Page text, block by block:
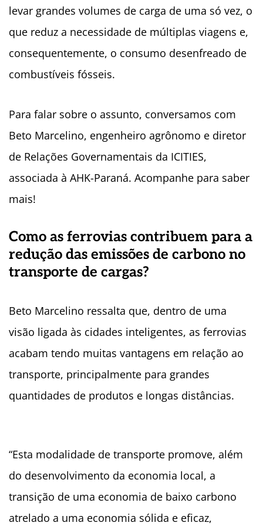
levar grandes volumes de carga de uma só vez, o
que reduz a necessidade de múltiplas viagens e,
consequentemente, o consumo desenfreado de
combustíveis fósseis.
Para falar sobre o assunto, conversamos com
Beto Marcelino, engenheiro agrônomo e diretor
de Relações Governamentais da ICITIES,
associada à AHK-Paraná. Acompanhe para saber
mais!
Como as ferrovias contribuem para a
redução das emissões de carbono no
transporte de cargas?
Beto Marcelino ressalta que, dentro de uma
visão ligada às cidades inteligentes, as ferrovias
acabam tendo muitas vantagens em relação ao
transporte, principalmente para grandes
quantidades de produtos e longas distâncias.
“Esta modalidade de transporte promove, além
do desenvolvimento da economia local, a
transição de uma economia de baixo carbono
atrelado a uma economia sólida e eficaz,